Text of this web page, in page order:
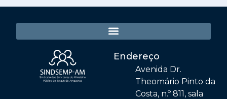
Endereço
Avenida Dr.
Theomário Pinto da
Costa, n.º 811, sala